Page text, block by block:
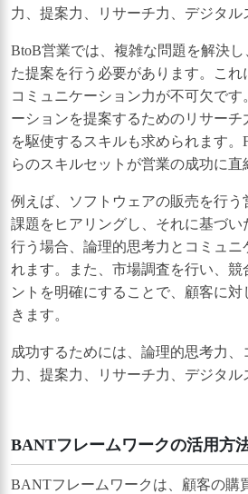
力、提案力、リサーチ力、デジタル
BtoB営業では、複雑な問題を解決
た提案を行う必要があります。こ
コミュニケーション力が不可欠です
ーションを提案するためのリサー
を駆使するスキルも求められます。
らのスキルセットが営業の成功に直
例えば、ソフトウェアの販売を行
課題をヒアリングし、それに基づい
行う場合、論理的思考力とコミュニ
れます。また、市場調査を行い、競
ントを明確にすることで、顧客に
きます。
成功するためには、論理的思考力
力、提案力、リサーチ力、デジタル
BANTフレームワークの活用方
BANTフレームワークは、顧客の購